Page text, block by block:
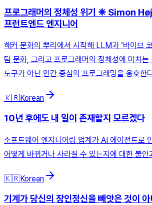
프로그래머의 정체성 위기 ❈ Simon
프런트엔드 엔지니어
해커 문화의 뿌리에서 시작해 LLM과 ‘바이브
팀 문화, 그리고 프로그래머의 정체성에 미치는
도구가 아닌 인간 중심의 프로그래밍을 옹호한
🇰🇷Korean
10년 후에도 내 일이 존재할지 모르겠다
소프트웨어 엔지니어링 업계가 AI 에이전트로
어떻게 바뀌거나 사라질 수 있는지에 대한 불안
🇰🇷Korean
기계가 당신의 장인정신을 빼앗은 것이